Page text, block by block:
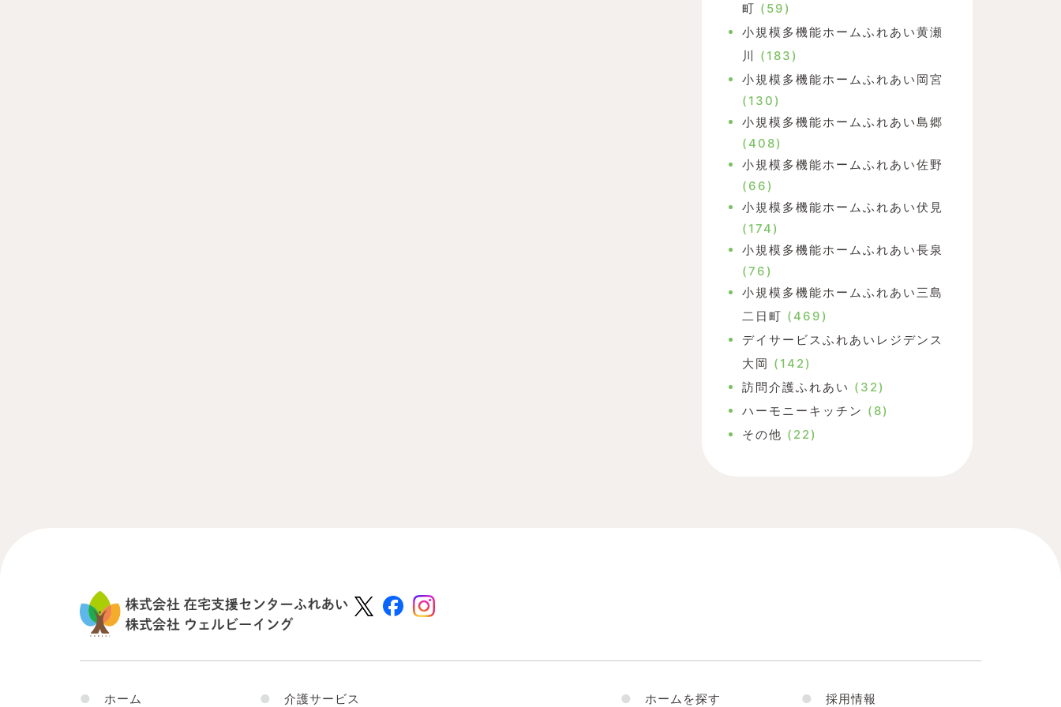
町 (59)
小規模多機能ホームふれあい黄瀬
川 (183)
小規模多機能ホームふれあい岡宮
(130)
小規模多機能ホームふれあい島郷
(408)
小規模多機能ホームふれあい佐野
(66)
小規模多機能ホームふれあい伏見
(174)
小規模多機能ホームふれあい長泉
(76)
小規模多機能ホームふれあい三島
二日町 (469)
デイサービスふれあいレジデンス
大岡 (142)
訪問介護ふれあい (32)
ハーモニーキッチン (8)
その他 (22)
●
ホーム
●
介護サービス
●
ホームを探す
●
採用情報